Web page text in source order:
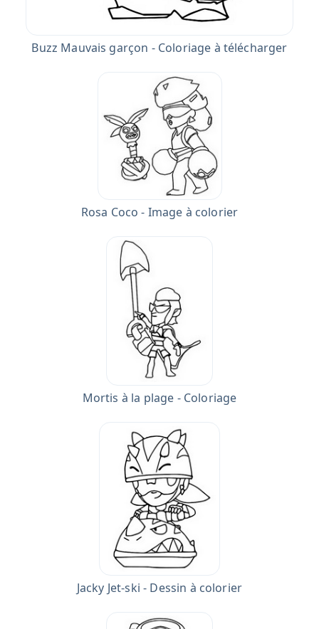
Buzz Mauvais garçon - Coloriage à télécharger
Rosa Coco - Image à colorier
Mortis à la plage - Coloriage
Jacky Jet-ski - Dessin à colorier